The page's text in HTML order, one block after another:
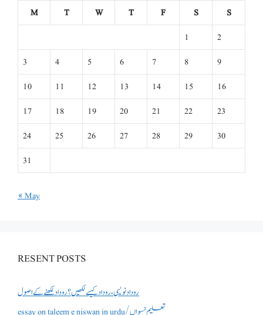
M
T W T F S
S
1
2
3
4 5 6 7 8
9
10
11 12 13 14 15
16
17
18 19 20 21 22
23
24
25 26 27 28 29
30
31
« May
RESENT POSTS
روداد نویسی ،روداد کیسے لکھیں؟ روداد لکھنے کے اصول
essay on taleem e niswan in urdu/تعلیم نسواں